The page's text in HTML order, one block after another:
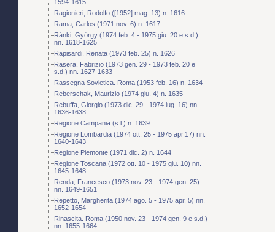
1594-1615
Ragionieri, Rodolfo ([1952] mag. 13) n. 1616
Rama, Carlos (1971 nov. 6) n. 1617
Ránki, György (1974 feb. 4 - 1975 giu. 20 e s.d.)
nn. 1618-1625
Rapisardi, Renata (1973 feb. 25) n. 1626
Rasera, Fabrizio (1973 gen. 29 - 1973 feb. 20 e
s.d.) nn. 1627-1633
Rassegna Sovietica. Roma (1953 feb. 16) n. 1634
Reberschak, Maurizio (1974 giu. 4) n. 1635
Rebuffa, Giorgio (1973 dic. 29 - 1974 lug. 16) nn.
1636-1638
Regione Campania (s.l.) n. 1639
Regione Lombardia (1974 ott. 25 - 1975 apr.17) nn.
1640-1643
Regione Piemonte (1971 dic. 2) n. 1644
Regione Toscana (1972 ott. 10 - 1975 giu. 10) nn.
1645-1648
Renda, Francesco (1973 nov. 23 - 1974 gen. 25)
nn. 1649-1651
Repetto, Margherita (1974 ago. 5 - 1975 apr. 5) nn.
1652-1654
Rinascita. Roma (1950 nov. 23 - 1974 gen. 9 e s.d.)
nn. 1655-1664